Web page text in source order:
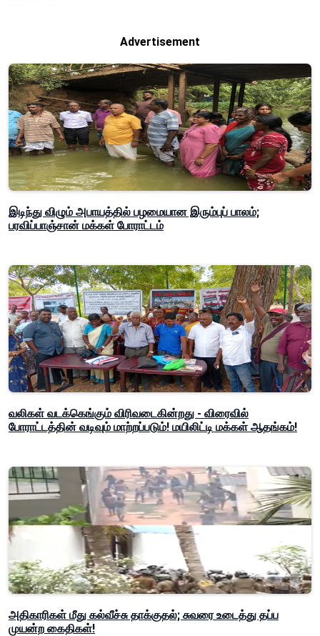
Advertisement
இடிந்து விழும் அபாயத்தில் பழமையான இரும்புப் பாலம்;
பரவிப்பாஞ்சான் மக்கள் போராட்டம்
வலிகள் வடக்கெங்கும் விரிவடைகின்றது - விரைவில்
போராட்டத்தின் வடிவும் மாற்றப்படும்! மயிலிட்டி மக்கள் ஆதங்கம்!
அதிகாரிகள் மீது கல்வீச்சு தாக்குதல்; சுவரை உடைத்து தப்ப
முயன்ற கைதிகள்!